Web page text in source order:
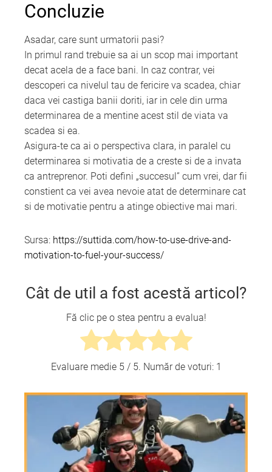
Concluzie
Asadar, care sunt urmatorii pasi?
In primul rand trebuie sa ai un scop mai important
decat acela de a face bani. In caz contrar, vei
descoperi ca nivelul tau de fericire va scadea, chiar
daca vei castiga banii doriti, iar in cele din urma
determinarea de a mentine acest stil de viata va
scadea si ea.
Asigura-te ca ai o perspectiva clara, in paralel cu
determinarea si motivatia de a creste si de a invata
ca antreprenor. Poti defini „succesul” cum vrei, dar fii
constient ca vei avea nevoie atat de determinare cat
si de motivatie pentru a atinge obiective mai mari.
Sursa: https://suttida.com/how-to-use-drive-and-
motivation-to-fuel-your-success/
Cât de util a fost acestă articol?
Fă clic pe o stea pentru a evalua!
Evaluare medie 5 / 5. Număr de voturi: 1